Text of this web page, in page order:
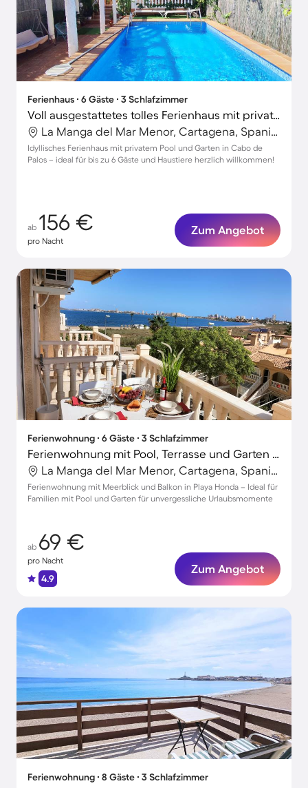
Ferienhaus ∙ 6 Gäste ∙ 3 Schlafzimmer
Voll ausgestattetes tolles Ferienhaus mit privatem Pool, Terrasse und Garten | Hunde erlaubt
La Manga del Mar Menor, Cartagena, Spanien
Idyllisches Ferienhaus mit privatem Pool und Garten in Cabo de
Palos – ideal für bis zu 6 Gäste und Haustiere herzlich willkommen!
ab 156 €
pro Nacht
Zum Angebot
Ferienwohnung ∙ 6 Gäste ∙ 3 Schlafzimmer
Ferienwohnung mit Pool, Terrasse und Garten | Gartenblick
La Manga del Mar Menor, Cartagena, Spanien
Ferienwohnung mit Meerblick und Balkon in Playa Honda – Ideal für
Familien mit Pool und Garten für unvergessliche Urlaubsmomente
ab 69 €
pro Nacht
4.9
Zum Angebot
Ferienwohnung ∙ 8 Gäste ∙ 3 Schlafzimmer